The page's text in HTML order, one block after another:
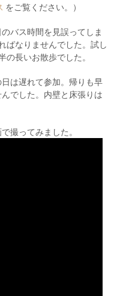
をご覧ください。）
バス時間を見誤ってしま
ばなりませんでした。試し
長いお散歩でした。
は遅れて参加。帰りも早
でした。内壁と床張りは
撮ってみました。